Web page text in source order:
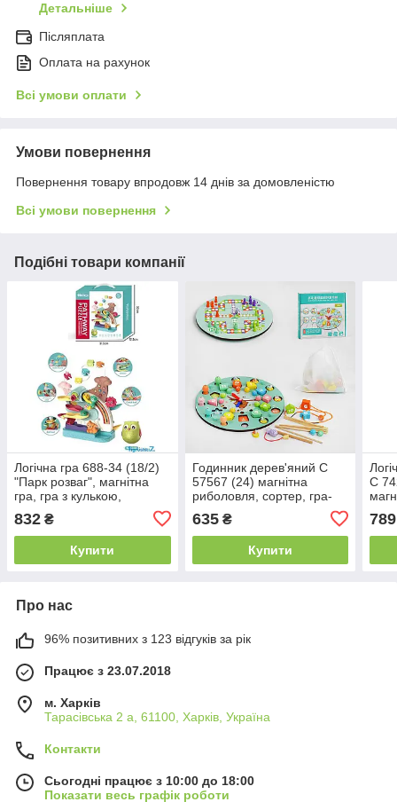
Детальніше
Післяплата
Оплата на рахунок
Всі умови оплати
Умови повернення
Повернення товару впродовж 14 днів за домовленістю
Всі умови повернення
Подібні товари компанії
Логічна гра 688-34 (18/2)
"Парк розваг", магнітна
гра, гра з кулькою,
трек, в коробці
832 ₴
Купити
Годинник дерев'яний С
57567 (24) магнітна
риболовля, сортер, гра-
настільна гра, в коробці
635₴
Купити
C
789
Про нас
96% позитивних з 123 відгуків за рік
Працює з 23.07.2018
м. Харків
Тарасівська 2 а, 61100, Харків, Україна
Контакти
Сьогодні працює з 10:00 до 18:00
Показати весь графік роботи